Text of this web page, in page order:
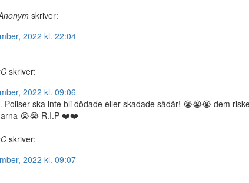
skriver:
2022 kl. 22:04
skriver:
2022 kl. 09:06
Poliser ska inte bli dödade eller skadade sådär! 😭😭😭 dem
😭😭 R.I.P ❤️❤️
skriver:
2022 kl. 09:07